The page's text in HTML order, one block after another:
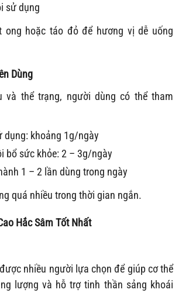
sử dụng
ong hoặc táo đỏ để hương vị dễ uống
Dùng
và thể trạng, người dùng có thể tham
dụng: khoảng 1g/ngày
bổ sức khỏe: 2 – 3g/ngày
1 – 2 lần dùng trong ngày
quá nhiều trong thời gian ngắn.
Hắc Sâm Tốt Nhất
nhiều người lựa chọn để giúp cơ thể
lượng và hỗ trợ tinh thần sảng khoái